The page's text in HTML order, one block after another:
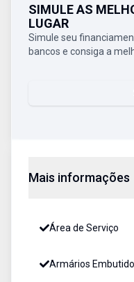
SIMULE AS
LUGAR
Simule seu
bancos e consiga a
Mais informações
Área de Serviço
Armários